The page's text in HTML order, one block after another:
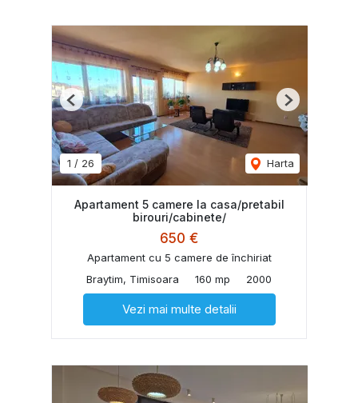
1 / 26 Harta
Previous Next
Apartament 5 camere la casa/pretabil
birouri/cabinete/
650 €
Apartament cu 5 camere de închiriat
Braytim, Timisoara
160 mp 2000
Vezi mai multe detalii